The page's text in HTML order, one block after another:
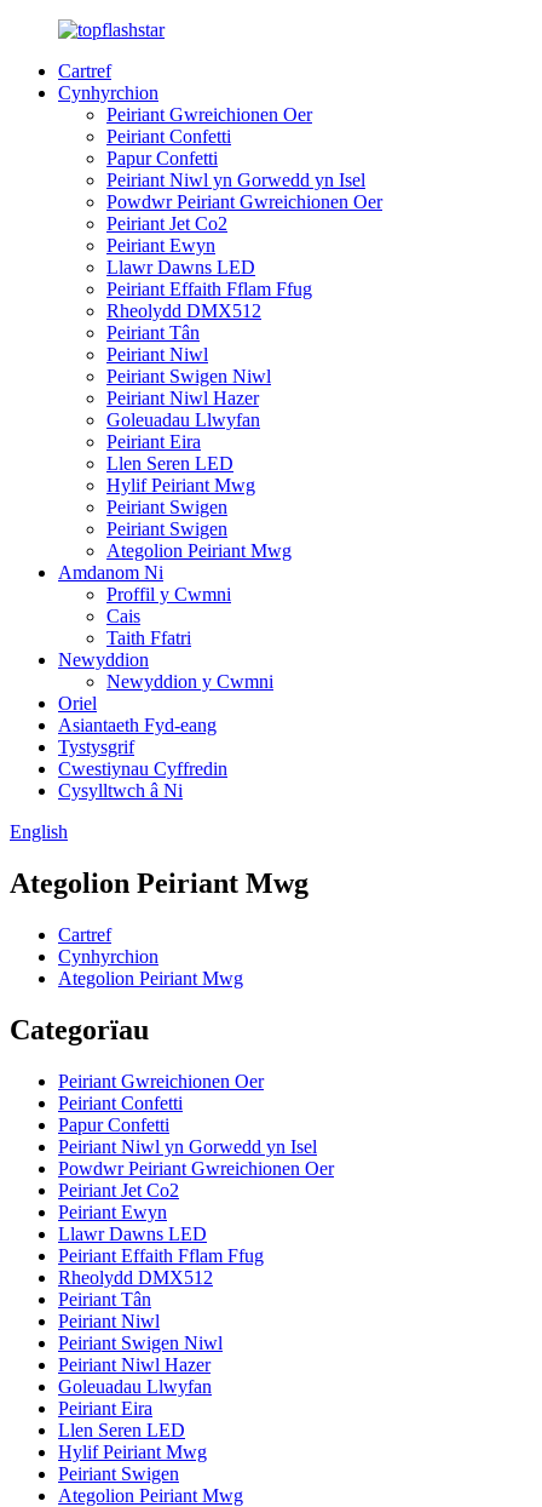
Cartref
Cynhyrchion
Peiriant Gwreichionen Oer
Peiriant Confetti
Papur Confetti
Peiriant Niwl yn Gorwedd yn Isel
Powdwr Peiriant Gwreichionen Oer
Peiriant Jet Co2
Peiriant Ewyn
Llawr Dawns LED
Peiriant Effaith Fflam Ffug
Rheolydd DMX512
Peiriant Tân
Peiriant Niwl
Peiriant Swigen Niwl
Peiriant Niwl Hazer
Goleuadau Llwyfan
Peiriant Eira
Llen Seren LED
Hylif Peiriant Mwg
Peiriant Swigen
Peiriant Swigen
Ategolion Peiriant Mwg
Amdanom Ni
Proffil y Cwmni
Cais
Taith Ffatri
Newyddion
Newyddion y Cwmni
Oriel
Asiantaeth Fyd-eang
Tystysgrif
Cwestiynau Cyffredin
Cysylltwch â Ni
English
Ategolion Peiriant Mwg
Cartref
Cynhyrchion
Ategolion Peiriant Mwg
Categorïau
Peiriant Gwreichionen Oer
Peiriant Confetti
Papur Confetti
Peiriant Niwl yn Gorwedd yn Isel
Powdwr Peiriant Gwreichionen Oer
Peiriant Jet Co2
Peiriant Ewyn
Llawr Dawns LED
Peiriant Effaith Fflam Ffug
Rheolydd DMX512
Peiriant Tân
Peiriant Niwl
Peiriant Swigen Niwl
Peiriant Niwl Hazer
Goleuadau Llwyfan
Peiriant Eira
Llen Seren LED
Hylif Peiriant Mwg
Peiriant Swigen
Ategolion Peiriant Mwg